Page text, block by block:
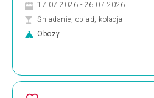
17.07.2026 - 26.07.2026
Śniadanie, obiad, kolacja
Obozy